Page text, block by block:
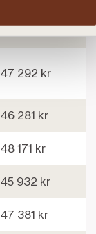
46 771 kr
47 292 kr
46 281 kr
48 171 kr
45 932 kr
47 381 kr